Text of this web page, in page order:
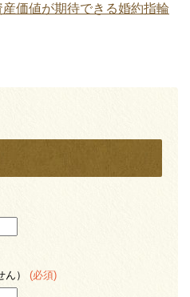
価値が期待できる婚約指輪
ん） (必須)